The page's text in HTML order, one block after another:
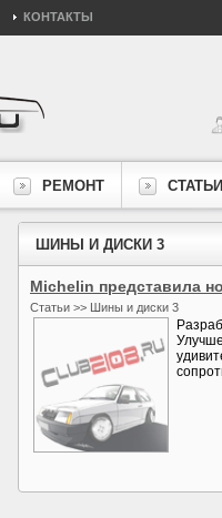
КОНТАКТЫ
РЕМОНТ СТАТЬИ
ШИНЫ И ДИСКИ 3
Michelin представила
Статьи >> Шины и диски 3